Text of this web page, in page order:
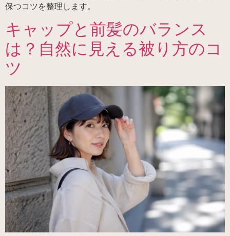
保つコツを整理します。
キャップと前髪のバランス
は？自然に見える被り方のコ
ツ